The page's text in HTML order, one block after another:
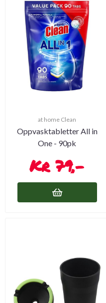
at home Clean
Oppvasktabletter All in
One - 90pk
79,-